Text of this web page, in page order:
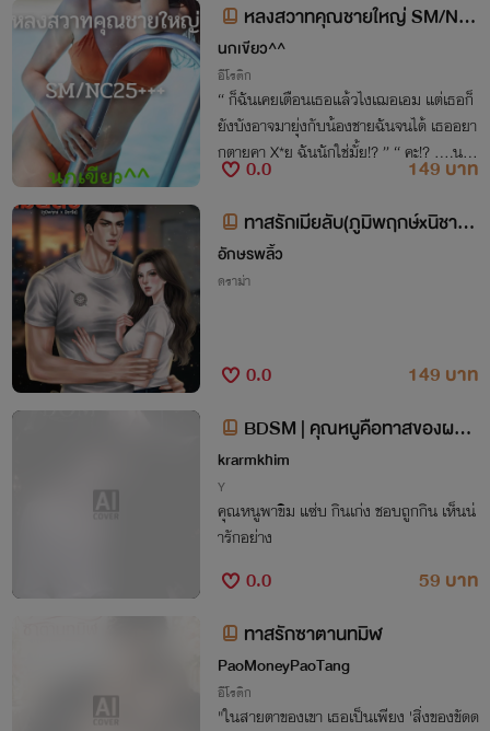
หลงสวาทคุณชายใหญ่ SM/NC
25+++
นกเขียว^^
อีโรติก
“ ก็ฉันเคยเตือนเธอแล้วไงเฌอเอม แต่เธอก็
ยังบังอาจมายุ่งกับน้องชายฉันจนได้ เธออยา
กตายคา X*ย ฉันนักใช่มั้ย!? ” “ คะ!? ….น
ะ….นี่คุณใหญ่เห็น…. ” “ เออ!! ถ้าคันมากนั
0.0
149 บาท
ทาสรักเมียลับ(ภูมิพฤกษ์xนิชารีย
์)
อักษรพลิ้ว
ดราม่า
0.0
149 บาท
BDSM | คุณหนูคือทาสของผม
The Seventh Code
krarmkhim
Y
คุณหนูพาขิม แซ่บ กินเก่ง ชอบถูกกิน เห็นน่
ารักอย่าง
0.0
59 บาท
ทาสรักซาตานทมิฬ
PaoMoneyPaoTang
อีโรติก
"ในสายตาของเขา เธอเป็นเพียง 'สิ่งของขัดด